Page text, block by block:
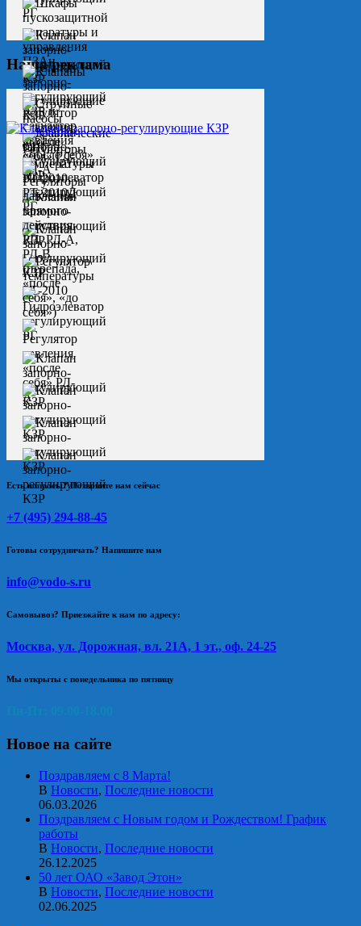
Наша реклама
Есть вопросы? Позвоните нам сейчас
+7 (495) 294-88-45
Готовы сотрудничать? Напишите нам
info@vodo-s.ru
Самовывоз? Приезжайте к нам по адресу:
Москва, ул. Дорожная, вл. 21А, 1 эт., оф. 24-25
Мы открыты с понедельника по пятницу
Новое на сайте
Поздравляем с 8 Марта!
В Новости, Последние новости
06.03.2026
Поздравляем с Новым годом и Рождеством! График
работы
В Новости, Последние новости
26.12.2025
50 лет ОАО «Завод Этон»
В Новости, Последние новости
02.06.2025